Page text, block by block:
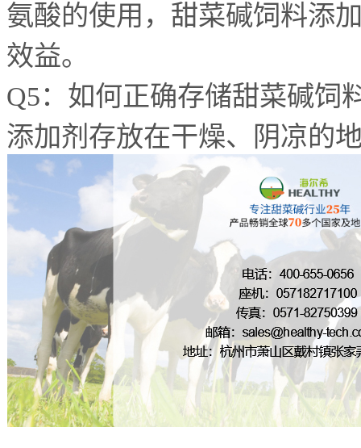
氨酸的使用，甜菜碱饲料添
效益。
Q5：如何正确存储甜菜碱饲
添加剂存放在干燥、阴凉的